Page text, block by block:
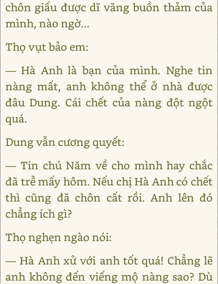
chôn giấu được dĩ vãng buồn thảm của
mình, nào ngờ...
Thọ vụt bảo em:
— Hà Anh là bạn của mình. Nghe tin
nàng mất, anh không thể ở nhà được
đâu Dung. Cái chết của nàng đột ngột
quá.
Dung vẫn cương quyết:
— Tin chú Năm về cho mình hay chắc
đã trễ mấy hôm. Nếu chị Hà Anh có chết
thì cũng đã chôn cất rồi. Anh lên đó
chẳng ích gì?
Thọ nghẹn ngào nói:
— Hà Anh xử với anh tốt quá! Chẳng lẽ
anh không đến viếng mộ nàng sao? Dù